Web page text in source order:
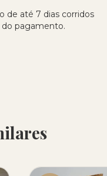
de até 7 dias corridos
pagamento.